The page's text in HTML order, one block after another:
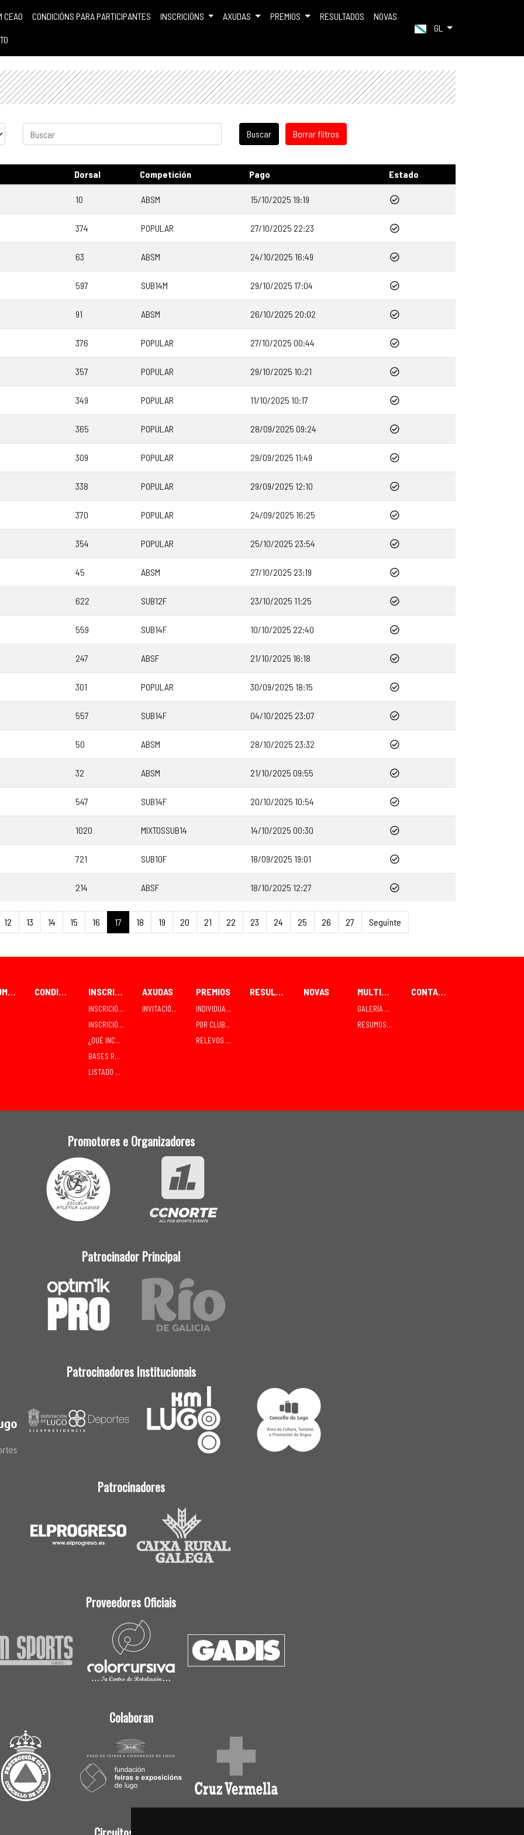
CEAO CONDICIÓNS PARA PARTICIPANTES INSCRICIÓNS AXUDAS PREMIOS RESULTADOS NOVAS
GL
Dorsal Competición Pago Estado
10 ABSM 15/10/2025 19:19
374 POPULAR 27/10/2025 22:23
63 ABSM 24/10/2025 16:49
597 SUB14M 29/10/2025 17:04
91 ABSM 26/10/2025 20:02
376 POPULAR 27/10/2025 00:44
357 POPULAR 29/10/2025 10:21
349 POPULAR 11/10/2025 10:17
365 POPULAR 28/09/2025 09:24
309 POPULAR 29/09/2025 11:49
338 POPULAR 29/09/2025 12:10
370 POPULAR 24/09/2025 16:25
354 POPULAR 25/10/2025 23:54
45 ABSM 27/10/2025 23:19
622 SUB12F 23/10/2025 11:25
559 SUB14F 10/10/2025 22:40
247 ABSF 21/10/2025 16:18
301 POPULAR 30/09/2025 18:15
557 SUB14F 04/10/2025 23:07
50 ABSM 28/10/2025 23:32
32 ABSM 21/10/2025 09:55
547 SUB14F 20/10/2025 10:54
1020 MIXTOSSUB14 14/10/2025 00:30
721 SUB10F 18/09/2025 19:01
214 ABSF 18/10/2025 12:27
12 13 14 15 16 17 18 19 20 21 22 23 24 25 26 27 Seguinte
FORUM CEAO CONDICIÓNS PARA PARTICIPANTES INSCRICIÓNS
INSCRICIÓN / RECOLLIDA INDIVIDUAL
INSCRICIÓN / RECOLLIDA EN GRUPO - CLUBES
¿QUÉ INCLÚE A INSCRICIÓN?
BASES RELEVOS MIXTOS SÁBADO
LISTADO DE INSCRITOS
AXUDAS
INVITACIÓNS E CONTRATACIÓNS
PREMIOS
INDIVIDUAIS
POR CLUBES
RELEVOS MIXTOS
RESULTADOS NOVAS MULTIMEDIA
GALERÍA FOTOGRÁFICA
RESUMOS TVE TELEDEPORTE
CONTACTO
Promotores e Organizadores
Patrocinador Principal
Patrocinadores Institucionais
Patrocinadores
Proveedores Oficiais
Colaboran